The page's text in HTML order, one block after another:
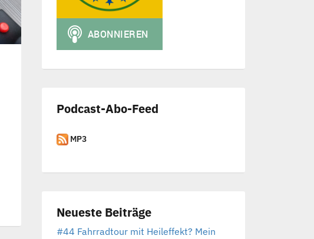
Podcast-Abo-Feed
MP3
Neueste Beiträge
#44 Fahrradtour mit Heileffekt? Mein